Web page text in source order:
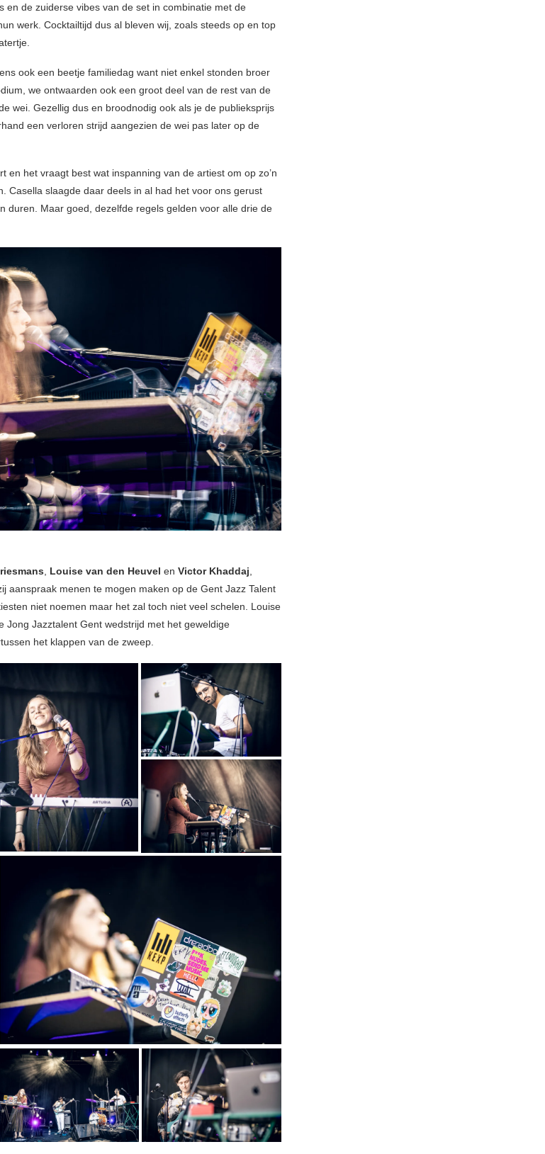
en de zuiderse vibes van de set in combinatie met de
werk. Cocktailtijd dus al bleven wij, zoals steeds op en top
ook een beetje familiedag want niet enkel stonden broer
we ontwaarden ook een groot deel van de rest van de
wei. Gezellig dus en broodnodig ook als je de publieksprijs
een verloren strijd aangezien de wei pas later op de
en het vraagt best wat inspanning van de artiest om op zo’n
Casella slaagde daar deels in al had het voor ons gerust
duren. Maar goed, dezelfde regels gelden voor alle drie de
Louise van den Heuvel en Victor Khaddaj
aanspraak menen te mogen maken op de Gent Jazz Talent
niet noemen maar het zal toch niet veel schelen. Louise
Jong Jazztalent Gent wedstrijd met het geweldige
het klappen van de zweep.